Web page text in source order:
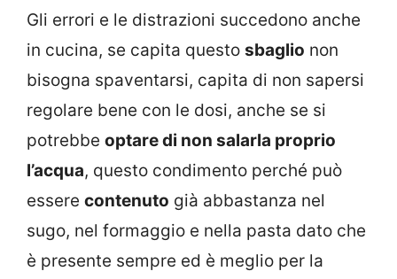
Gli errori e le distrazioni succedono anche
in cucina, se capita questo sbaglio non
bisogna spaventarsi, capita di non sapersi
regolare bene con le dosi, anche se si
potrebbe optare di non salarla proprio
l’acqua, questo condimento perché può
essere contenuto già abbastanza nel
sugo, nel formaggio e nella pasta dato che
è presente sempre ed è meglio per la